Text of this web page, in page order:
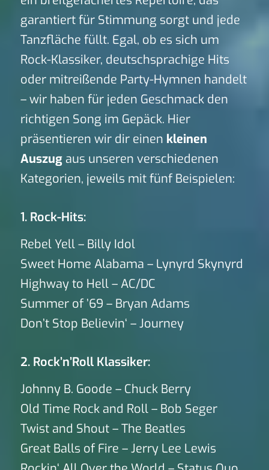
garantiert für Stimmung sorgt und jede
Tanzfläche füllt. Egal, ob es sich um
Rock-Klassiker, deutschsprachige Hits
oder mitreißende Party-Hymnen handelt
– wir haben für jeden Geschmack den
richtigen Song im Gepäck. Hier
präsentieren wir dir einen kleinen
Auszugaus unseren verschiedenen
Kategorien, jeweils mit fünf Beispielen:
1. Rock-Hits:
Rebel Yell – Billy Idol
Sweet Home Alabama – Lynyrd Skynyrd
Highway to Hell – AC/DC
Summer of ’69 – Bryan Adams
Don’t Stop Believin‘ – Journey
2. Rock’n’Roll Klassiker:
Johnny B. Goode – Chuck Berry
Old Time Rock and Roll – Bob Seger
Twist and Shout – The Beatles
Great Balls of Fire – Jerry Lee Lewis